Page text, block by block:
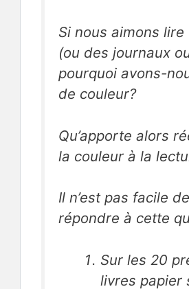
Si nous aimons
(ou des journaux
pourquoi avons-
de couleur?
Qu’apporte alors
la couleur à la
Il n’est pas facile de
répondre à cette
Sur les 20
livres papier